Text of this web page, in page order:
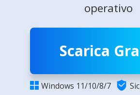
operativo
Scarica
 Windows 11/10/8/7 